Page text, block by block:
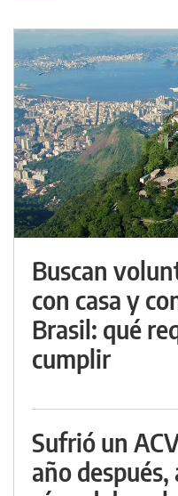
Buscan
con casa y
Brasil: qué
cumplir
Sufrió un
año después,